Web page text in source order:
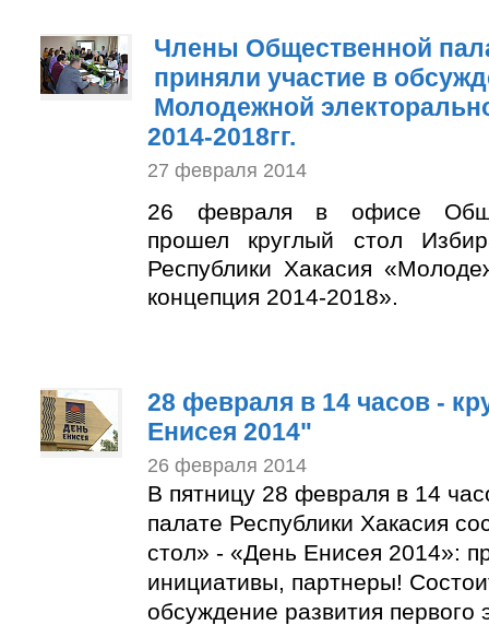
Члены Общественной
приняли участие в
Молодежной
2014-2018гг.
27 февраля 2014
26 февраля в офисе
прошел круглый стол
Республики Хакасия
концепция 2014-2018».
28 февраля в 14 часов -
Енисея 2014"
26 февраля 2014
В пятницу 28 февраля в 14
палате Республики Хакасия
стол» - «День Енисея 2014»:
инициативы, партнеры!
обсуждение развития первого